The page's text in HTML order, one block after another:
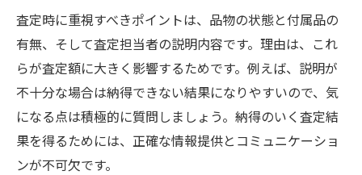
査定時に重視すべきポイントは、品物の状態と付属品の
有無、そして査定担当者の説明内容です。理由は、これ
らが査定額に大きく影響するためです。例えば、説明が
不十分な場合は納得できない結果になりやすいので、気
になる点は積極的に質問しましょう。納得のいく査定結
果を得るためには、正確な情報提供とコミュニケーショ
ンが不可欠です。